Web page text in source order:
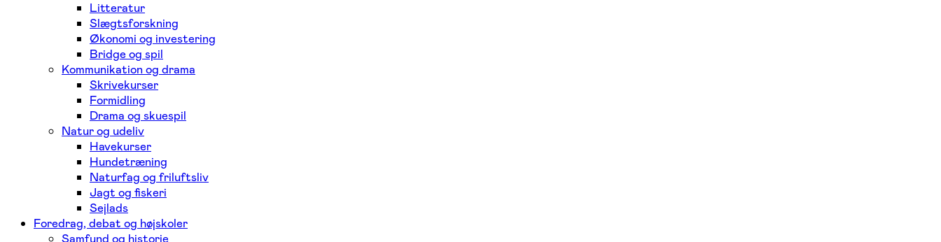
Litteratur
Slægtsforskning
Økonomi og investering
Bridge og spil
Kommunikation og drama
Skrivekurser
Formidling
Drama og skuespil
Natur og udeliv
Havekurser
Hundetræning
Naturfag og friluftsliv
Jagt og fiskeri
Sejlads
Foredrag, debat og højskoler
Samfund og historie